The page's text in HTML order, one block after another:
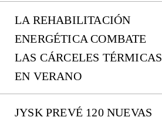
LA REHABILITACIÓN
ENERGÉTICA COMBATE
LAS CÁRCELES TÉRMICAS
EN VERANO
JYSK PREVÉ 120 NUEVAS